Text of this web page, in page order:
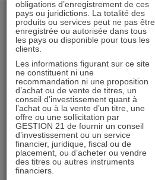
RESTER
Recevoir nos
obligations d’enregistrement de ces
pays ou juridictions. La totalité des
produits ou services peut ne pas être
enregistrée ou autorisée dans tous
les pays ou disponible pour tous les
clients.
Les informations figurant sur ce site
ne constituent ni une
recommandation ni une proposition
d’achat ou de vente de titres, un
conseil d’investissement quant à
l’achat ou à la vente d’un titre, une
offre ou une sollicitation par
GESTION 21 de fournir un conseil
d’investissement ou un service
financier, juridique, fiscal ou de
placement, ou d’acheter ou vendre
des titres ou autres instruments
financiers.